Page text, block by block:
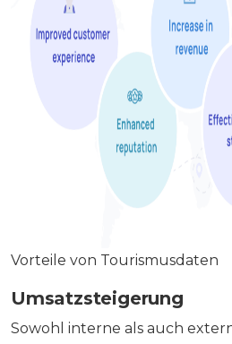
Vorteile von Tourismusdaten
Umsatzsteigerung
Sowohl interne als auch